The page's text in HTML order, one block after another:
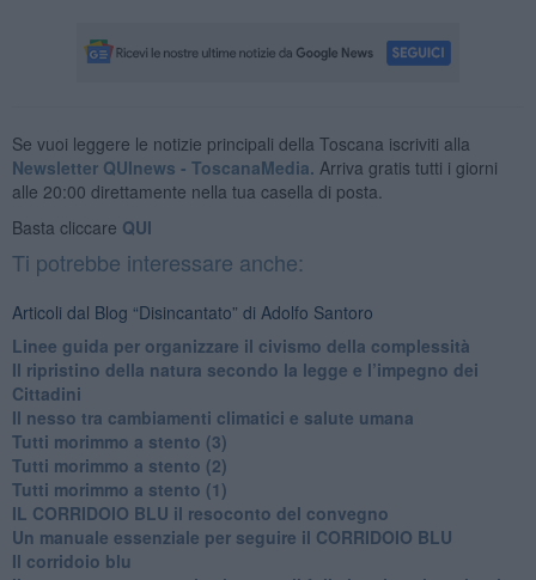
Se vuoi leggere le notizie principali della Toscana iscriviti alla
Newsletter QUInews - ToscanaMedia. Arriva gratis tutti i giorni
alle 20:00 direttamente nella tua casella di posta.
Basta cliccare QUI
Ti potrebbe interessare anche:
Articoli dal Blog “Disincantato” di Adolfo Santoro
​Linee guida per organizzare il civismo della complessità
​Il ripristino della natura secondo la legge e l’impegno dei
Cittadini
Il nesso tra cambiamenti climatici e salute umana
Tutti morimmo a stento (3)
Tutti morimmo a stento (2)
​Tutti morimmo a stento (1)
IL CORRIDOIO BLU il resoconto del convegno
Un manuale essenziale per seguire il CORRIDOIO BLU
Il corridoio blu